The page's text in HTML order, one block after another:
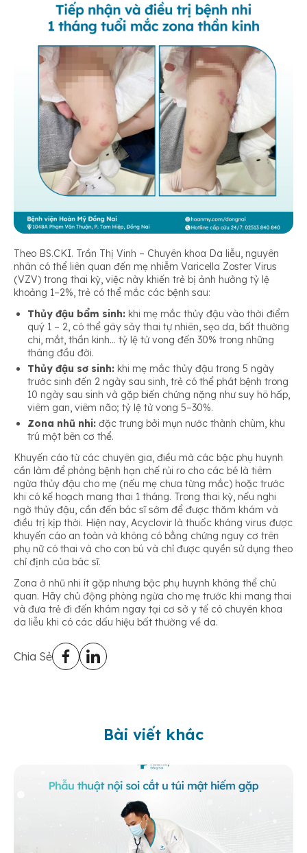
Theo BS.CKI. Trần Thị Vinh – Chuyên khoa Da liễu, nguyên
nhân có thể liên quan đến mẹ nhiễm Varicella Zoster Virus
(VZV) trong thai kỳ, việc này khiến trẻ bị ảnh hưởng tỷ lệ
khoảng 1–2%, trẻ có thể mắc các bệnh sau:
Thủy đậu bẩm sinh: khi mẹ mắc thủy đậu vào thời điểm
quý 1 – 2, có thể gây sảy thai tự nhiên, sẹo da, bất thường
chi, mắt, thần kinh… tỷ lệ tử vong đến 30% trong những
tháng đầu đời.
Thủy đậu sơ sinh: khi mẹ mắc thủy đậu trong 5 ngày
trước sinh đến 2 ngày sau sinh, trẻ có thể phát bệnh trong
10 ngày sau sinh và gặp biến chứng nặng như suy hô hấp,
viêm gan, viêm não; tỷ lệ tử vong 5–30%.
Zona nhũ nhi: đặc trưng bởi mụn nước thành chùm, khu
trú một bên cơ thể.
Khuyến cáo từ các chuyên gia, điều mà các bậc phụ huynh
cần làm để phòng bệnh hạn chế rủi ro cho các bé là tiêm
ngừa thủy đậu cho mẹ (nếu mẹ chưa từng mắc) hoặc trước
khi có kế hoạch mang thai 1 tháng. Trong thai kỳ, nếu nghi
ngờ thủy đậu, cần đến bác sĩ sớm để được thăm khám và
điều trị kịp thời. Hiện nay, Acyclovir là thuốc kháng virus được
khuyến cáo an toàn và không có bằng chứng nguy cơ trên
phụ nữ có thai và cho con bú và chỉ được quyền sử dụng theo
chỉ định của bác sĩ.
Zona ở nhũ nhi ít gặp nhưng bậc phụ huynh không thể chủ
quan. Hãy chủ động phòng ngừa cho mẹ trước khi mang thai
và đưa trẻ đi đến khám ngay tại cơ sở y tế có chuyên khoa
da liễu khi có các dấu hiệu bất thường về da.
Chia Sẻ
Bài viết khác